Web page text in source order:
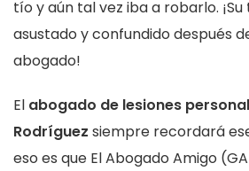
tío y aún tal vez iba a robarlo.
asustado y confundido después
abogado!
El abogado de lesiones
Rodríguez siempre recordará
eso es que El Abogado Amigo